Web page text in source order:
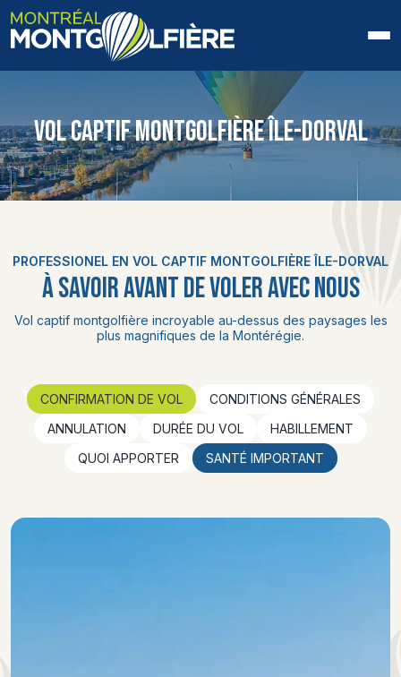
QUI SOMMES-NOUS
FAQ
PHOTOS ET VIDÉOS
CONTACT
VOL CAPTIF MONTGOLFIÈRE ÎLE-DORVAL
PROFESSIONEL EN VOL CAPTIF MONTGOLFIÈRE ÎLE-DORVAL
À SAVOIR AVANT DE VOLER AVEC NOUS
Vol captif montgolfière incroyable au-dessus des paysages les
plus magnifiques de la Montérégie.
CONFIRMATION DE VOL
CONDITIONS GÉNÉRALES
ANNULATION
DURÉE DU VOL
HABILLEMENT
QUOI APPORTER
SANTÉ IMPORTANT